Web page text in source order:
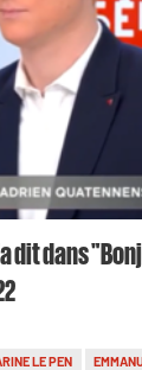
dit dans
LE PEN